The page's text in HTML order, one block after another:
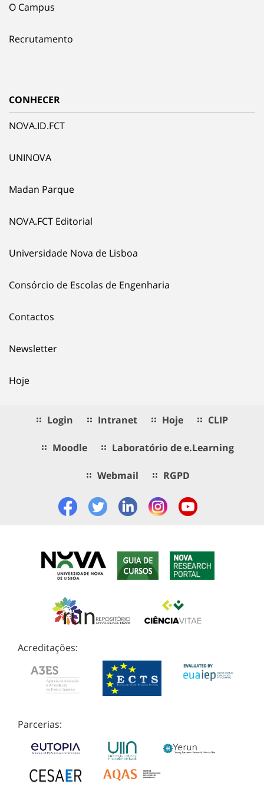
O Campus
Recrutamento
CONHECER
NOVA.ID.FCT
UNINOVA
Madan Parque
NOVA.FCT Editorial
Universidade Nova de Lisboa
Consórcio de Escolas de Engenharia
Contactos
Newsletter
Hoje
Login Intranet Hoje CLIP
Moodle Laboratório de e.Learning
Webmail RGPD
Acreditações:
Parcerias: